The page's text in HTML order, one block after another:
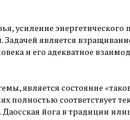
усиление энергетического
является
и его адекватное
является состояние
полностью соответствует
Даосская йога в традиции